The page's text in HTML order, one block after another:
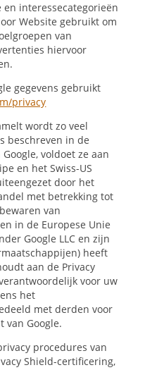
interessecategorieën
Website gebruikt om
van
hiervoor
gegevens gebruikt
privacy
wordt zo veel
beschreven in de
voldoet ze aan
en het Swiss-US
door het
met betrekking tot
van
in de Europese Unie
Google LLC en zijn
heeft
aan de Privacy
voor uw
het
met derden voor
van Google.
procedures van
Shield-certificering,